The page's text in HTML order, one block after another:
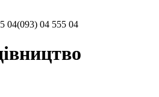
04(093) 04 555 04